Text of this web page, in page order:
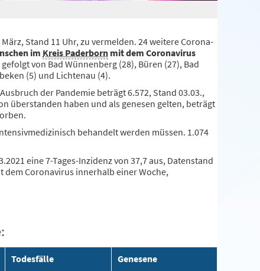
Stand 11 Uhr, zu vermelden. 24 weitere Corona-
im Kreis Paderborn mit dem Coronavirus
von Bad Wünnenberg (28), Büren (27), Bad
(5) und Lichtenau (4).
der Pandemie beträgt 6.572, Stand 03.03.,
überstanden haben und als genesen gelten, beträgt
behandelt werden müssen. 1.074
eine 7-Tages-Inzidenz von 37,7 aus, Datenstand
dem Coronavirus innerhalb einer Woche,
Todesfälle Genesene